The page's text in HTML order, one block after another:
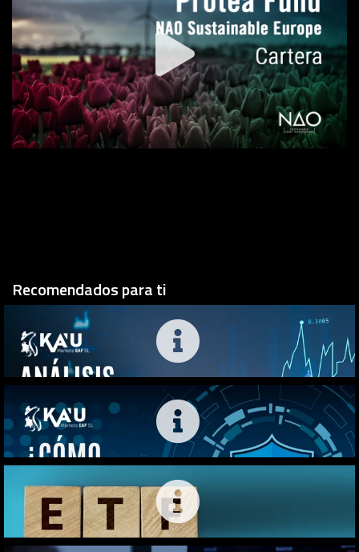
Recomendados para ti